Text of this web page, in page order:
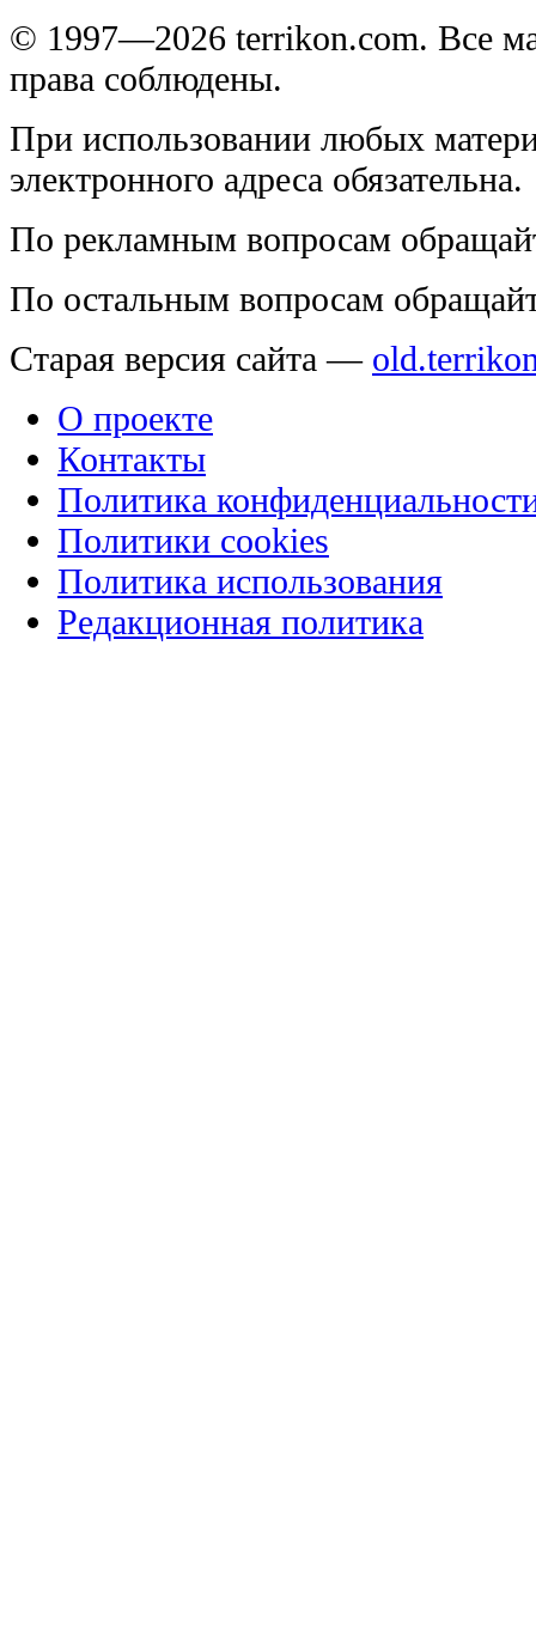
© 1997—2026 terrikon.com. Все
права соблюдены.
При использовании любых
электронного адреса обязательна.
По рекламным вопросам
По остальным вопросам
Старая версия сайта —
О проекте
Контакты
Политика
Политики cookies
Политика использования
Редакционная политика